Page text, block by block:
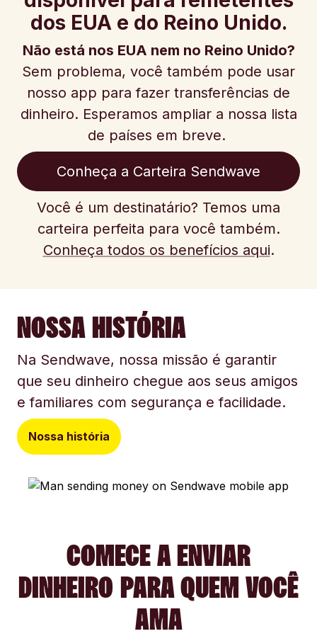
dos EUA e do Reino Unido.
Não está nos EUA nem no Reino Unido?
Sem problema, você também pode usar
nosso app para fazer transferências de
dinheiro. Esperamos ampliar a nossa lista
de países em breve.
Conheça a Carteira Sendwave
Você é um destinatário? Temos uma
carteira perfeita para você também.
Conheça todos os benefícios aqui.
NOSSA HISTÓRIA
Na Sendwave, nossa missão é garantir
que seu dinheiro chegue aos seus amigos
e familiares com segurança e facilidade.
Nossa história
COMECE A ENVIAR
DINHEIRO PARA QUEM VOCÊ
AMA